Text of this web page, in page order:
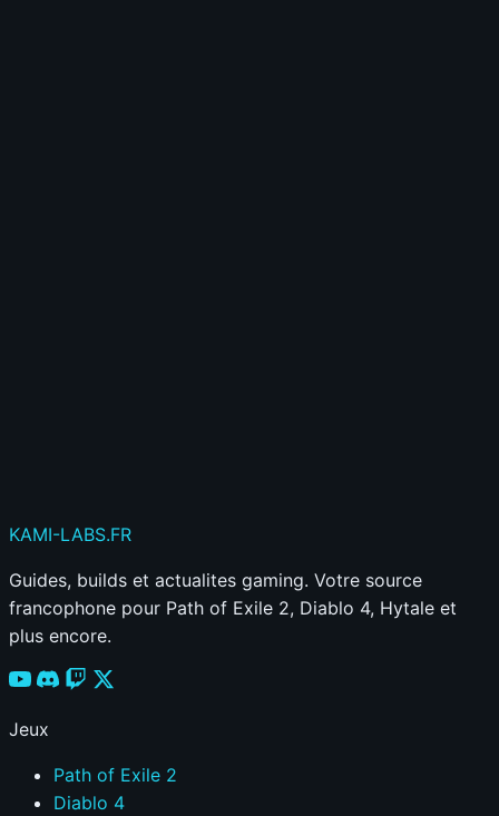
KAMI-LABS.FR
Guides, builds et actualites gaming. Votre source
francophone pour Path of Exile 2, Diablo 4, Hytale et
plus encore.
Jeux
Path of Exile 2
Diablo 4